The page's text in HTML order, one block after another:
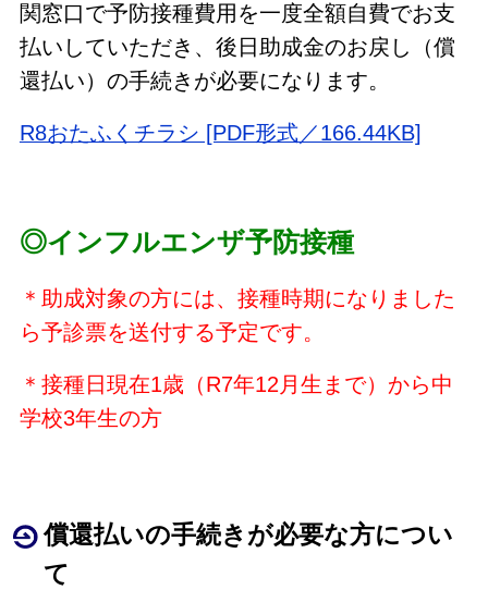
関窓口で予防接種費用を一度全額自費でお支
払いしていただき、後日助成金のお戻し（償
還払い）の手続きが必要になります。
R8おたふくチラシ [PDF形式／166.44KB]
◎インフルエンザ予防接種
＊助成対象の方には、接種時期になりました
ら予診票を送付する予定です。
＊接種日現在1歳（R7年12月生まで）から中
学校3年生の方
償還払いの手続きが必要な方につい
て